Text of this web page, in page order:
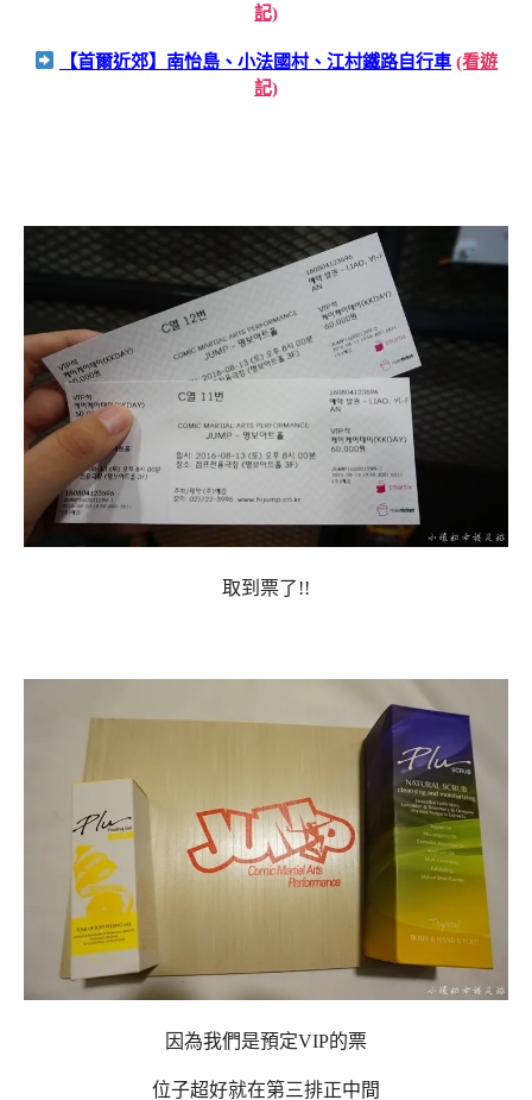
記)
【首爾近郊】南怡島、小法國村、江村鐵路自行車 (看遊
記)
取到票了!!
因為我們是預定VIP的票
位子超好就在第三排正中間